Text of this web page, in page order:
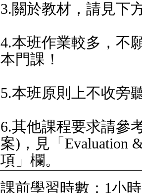
3.關於教材，請見下
4.本班作業較多，不
本門課！
5.本班原則上不收旁
6.其他課程要求請參
案)，見「Evaluation
項」欄。
課前學習時數：1小時